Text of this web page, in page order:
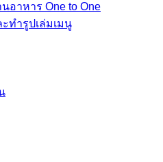
อาหาร One to One
ทำรูปเล่มเมนู